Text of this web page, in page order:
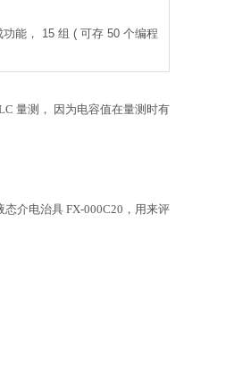
能， 15 组 ( 可存 50 个编程
量测， 因为电容值在量测时有
介电治具 FX-000C20，用来评